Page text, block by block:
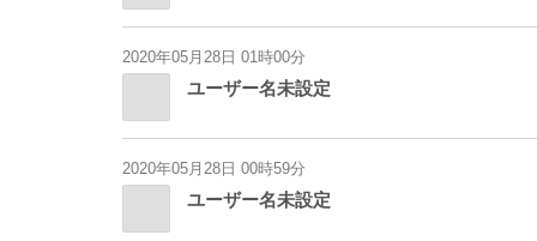
2020年05月28日 01時00分
ユーザー名未設定
2020年05月28日 00時59分
ユーザー名未設定